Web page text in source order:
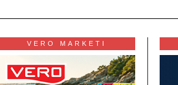
VERO MARKETI